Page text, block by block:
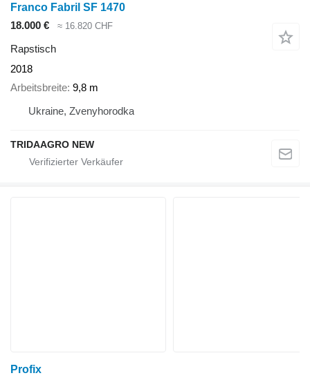
Franco Fabril SF 1470
18.000 €
≈ 16.820 CHF
Rapstisch
2018
Arbeitsbreite 9,8 m
Ukraine, Zvenyhorodka
TRIDAAGRO NEW
Profix